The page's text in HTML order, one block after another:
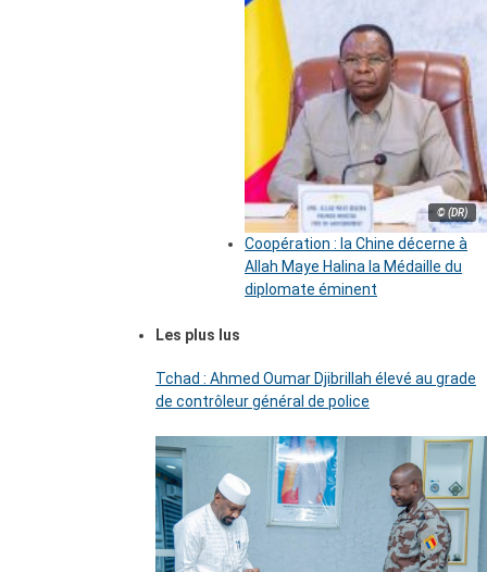
© (DR)
Coopération : la Chine décerne à
Allah Maye Halina la Médaille du
diplomate éminent
Les plus lus
Tchad : Ahmed Oumar Djibrillah élevé au grade
de contrôleur général de police